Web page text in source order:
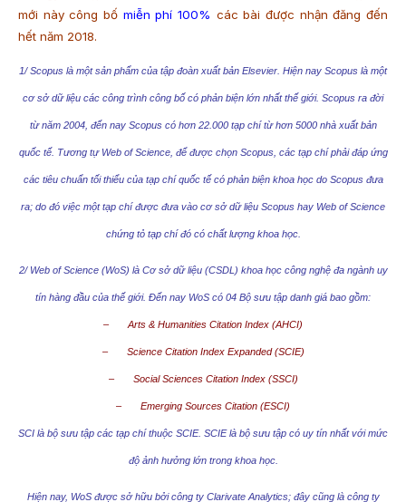
mới này công bố miễn phí 100% các bài được nhận đăng đến
hết năm 2018.
1/ Scopus là một sản phẩm của tập đoàn xuất bản Elsevier. Hiện nay Scopus là một
cơ sở dữ liệu các công trình công bố có phản biện lớn nhất thế giới. Scopus ra đời
từ năm 2004, đến nay Scopus có hơn 22.000 tạp chí từ hơn 5000 nhà xuất bản
quốc tế. Tương tự Web of Science, để được chọn Scopus, các tạp chí phải đáp ứng
các tiêu chuẩn tối thiểu của tạp chí quốc tế có phản biện khoa học do Scopus đưa
ra; do đó việc một tạp chí được đưa vào cơ sở dữ liệu Scopus hay Web of Science
chứng tỏ tạp chí đó có chất lượng khoa học.
2/ Web of Science (WoS) là Cơ sở dữ liệu (CSDL) khoa học công nghệ đa ngành uy
tín hàng đầu của thế giới. Đến nay WoS có 04 Bộ sưu tập danh giá bao gồm:
– Arts & Humanities Citation Index (AHCI)
– Science Citation Index Expanded (SCIE)
– Social Sciences Citation Index (SSCI)
– Emerging Sources Citation (ESCI)
SCI là bộ sưu tập các tạp chí thuộc SCIE. SCIE là bộ sưu tập có uy tín nhất với mức
độ ảnh hưởng lớn trong khoa học.
Hiện nay, WoS được sở hữu bởi công ty Clarivate Analytics; đây cũng là công ty